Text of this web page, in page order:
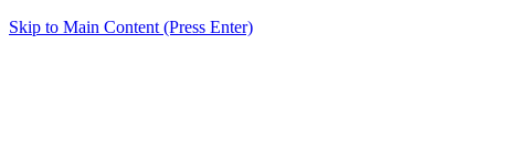
Skip to Main Content (Press Enter)